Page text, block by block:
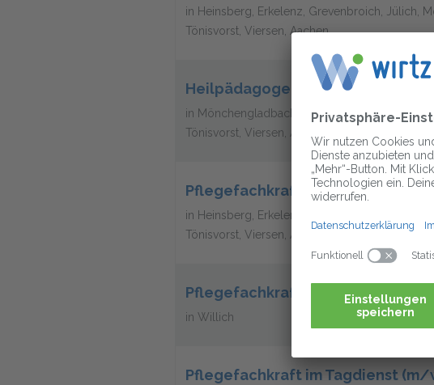
in Heinsberg, Erkelenz, Grevenbroich, Jülich,
Tönisvorst, Viersen, Aachen
Heilpädagoge (m/w/d)
in Mönchengladbach, Erkelenz, Grevenbroich,
Tönisvorst, Viersen, Aachen
Pflegefachkraft (m/w/d)
in Heinsberg, Erkelenz, Grevenbroich, Jülich,
Tönisvorst, Viersen, Aachen
Pflegefachkraft
in Willich
Pflegefachkraft im Tagdienst